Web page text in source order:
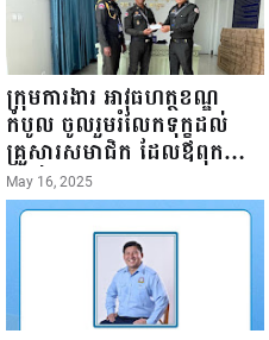
ក្រុមការងារ អាវុធហត្ថខណ្ឌ
កំបូល ចូលរួមរំលែកទុក្ខដល់
គ្រួសារសមាជិក ដែលឪពុកក្មេក
របស់លោកទទួលមរណៈភាព!
May 16, 2025